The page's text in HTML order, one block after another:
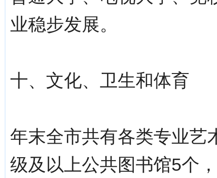
业稳步发展。
十、文化、卫生和体育
年末全市共有各类专业艺
级及以上公共图书馆5个